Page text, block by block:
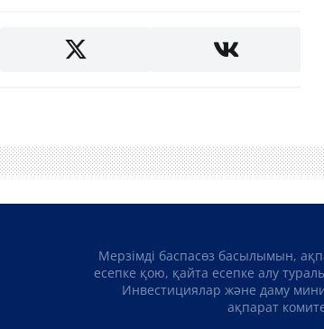
Мерзімді баспасөз басылымын,
есепке қою, қайта есепке алу
Инвестициялар және даму
ақпарат